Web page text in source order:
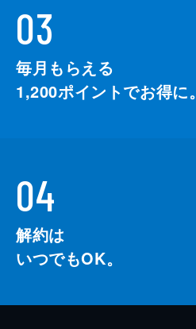
03
毎月もらえる
1,200ポイントでお得に。
04
解約は
いつでもOK。